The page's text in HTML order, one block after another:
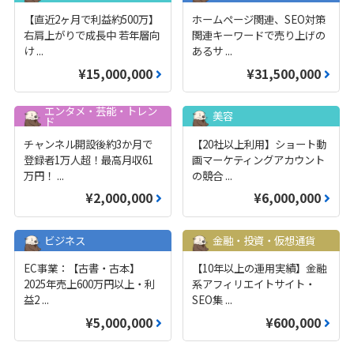
【直近2ヶ月で利益約500万】
右肩上がりで成長中 若年層向
け...
¥15,000,000
ホームページ関連、SEO対策
関連キーワードで売り上げの
あるサ ...
¥31,500,000
エンタメ・芸能・トレン
ド
チャンネル開設後約3か月で
登録者1万人超！最高月収61
万円！ ...
¥2,000,000
美容
【20社以上利用】ショート動
画マーケティングアカウント
の競合...
¥6,000,000
ビジネス
EC事業：【古書・古本】
2025年売上600万円以上・利
益2 ...
¥5,000,000
金融・投資・仮想通貨
【10年以上の運用実績】金融
系アフィリエイトサイト・
SEO集 ...
¥600,000